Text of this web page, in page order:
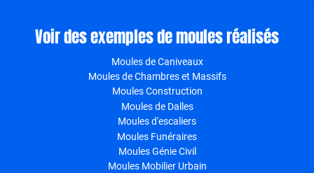
Voir des exemples de moules réalisés
Moules de Caniveaux
Moules de Chambres et Massifs
Moules Construction
Moules de Dalles
Moules d'escaliers
Moules Funéraires
Moules Génie Civil
Moules Mobilier Urbain